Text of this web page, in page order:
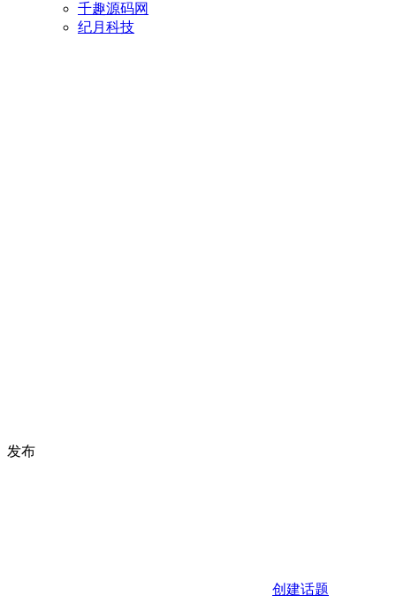
千趣源码网
纪月科技
发布
创建话题